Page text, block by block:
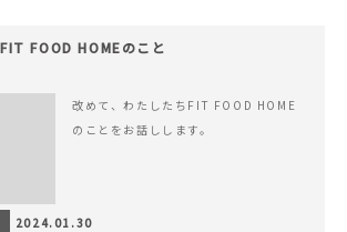
FOOD HOMEのこと
改めて、わたしたちFIT FOOD HOME
のことをお話しします。
2024.01.30